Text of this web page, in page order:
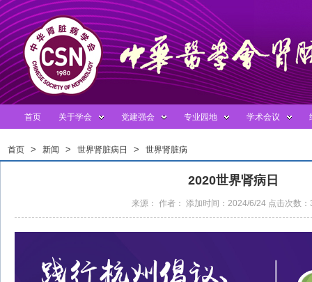
首页 关于学会 党建强会 专业园地 学术会议
首页 > 新闻 > 世界肾脏病日 > 世界肾脏病
2020世界肾病日
来源： 作者： 添加时间：2024/6/24 点击次数